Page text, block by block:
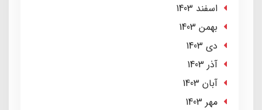
اسفند 1403
بهمن 1403
دی 1403
آذر 1403
آبان 1403
مهر 1403